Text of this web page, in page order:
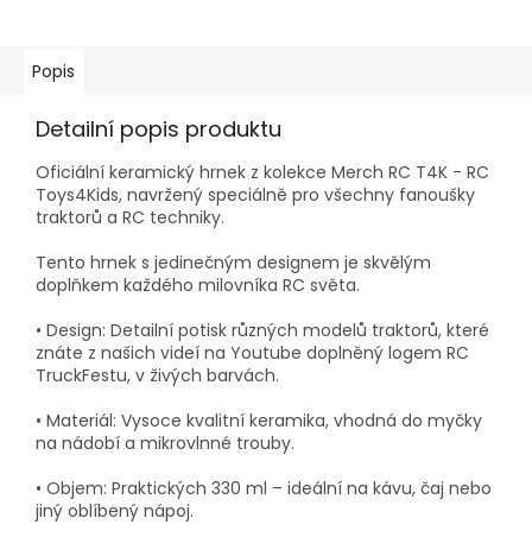
Popis
Detailní popis produktu
Oficiální keramický hrnek z kolekce Merch RC T4K - RC
Toys4Kids, navržený speciálně pro všechny fanoušky
traktorů a RC techniky.
Tento hrnek s jedinečným designem je skvělým
doplňkem každého milovníka RC světa.
• Design: Detailní potisk různých modelů traktorů, které
znáte z našich videí na Youtube doplněný logem RC
TruckFestu, v živých barvách.
• Materiál: Vysoce kvalitní keramika, vhodná do myčky
na nádobí a mikrovlnné trouby.
• Objem: Praktických 330 ml – ideální na kávu, čaj nebo
jiný oblíbený nápoj.